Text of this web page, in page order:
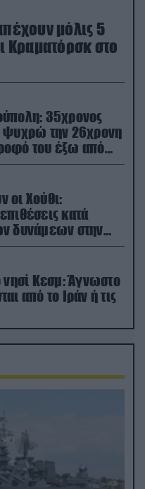
μόλις 5
Κραματόρσκ στο
35χρονος
ψυχρώ την 26χρονη
του έξω από
οι Χούθι:
κατά
δυνάμεων στην
& στη
νησί Κεσμ: Άγνωστο
από το Ιράν ή τις